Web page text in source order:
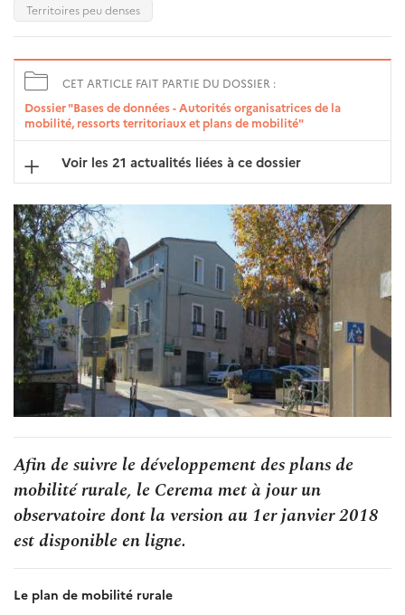
Territoires peu denses
CET ARTICLE FAIT PARTIE DU DOSSIER :
Dossier "Bases de données - Autorités organisatrices de la
mobilité, ressorts territoriaux et plans de mobilité"
Voir les 21 actualités liées à ce dossier
Afin de suivre le développement des plans de
mobilité rurale, le Cerema met à jour un
observatoire dont la version au 1er janvier 2018
est disponible en ligne.
Le plan de mobilité rurale